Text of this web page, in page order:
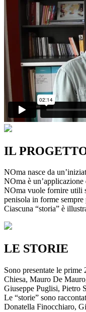
IL
NOma nasce da
NOma è
NOma vuole fornire utili
penisola in forme sempre
Ciascuna “storia” è
LE STORIE
Sono presentate le
Chiesa, Mauro De
Giuseppe Puglisi, Pietro
Le “storie” sono
Donatella Finocchiaro,